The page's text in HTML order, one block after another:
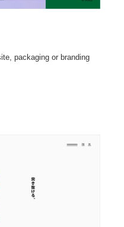
packaging or branding